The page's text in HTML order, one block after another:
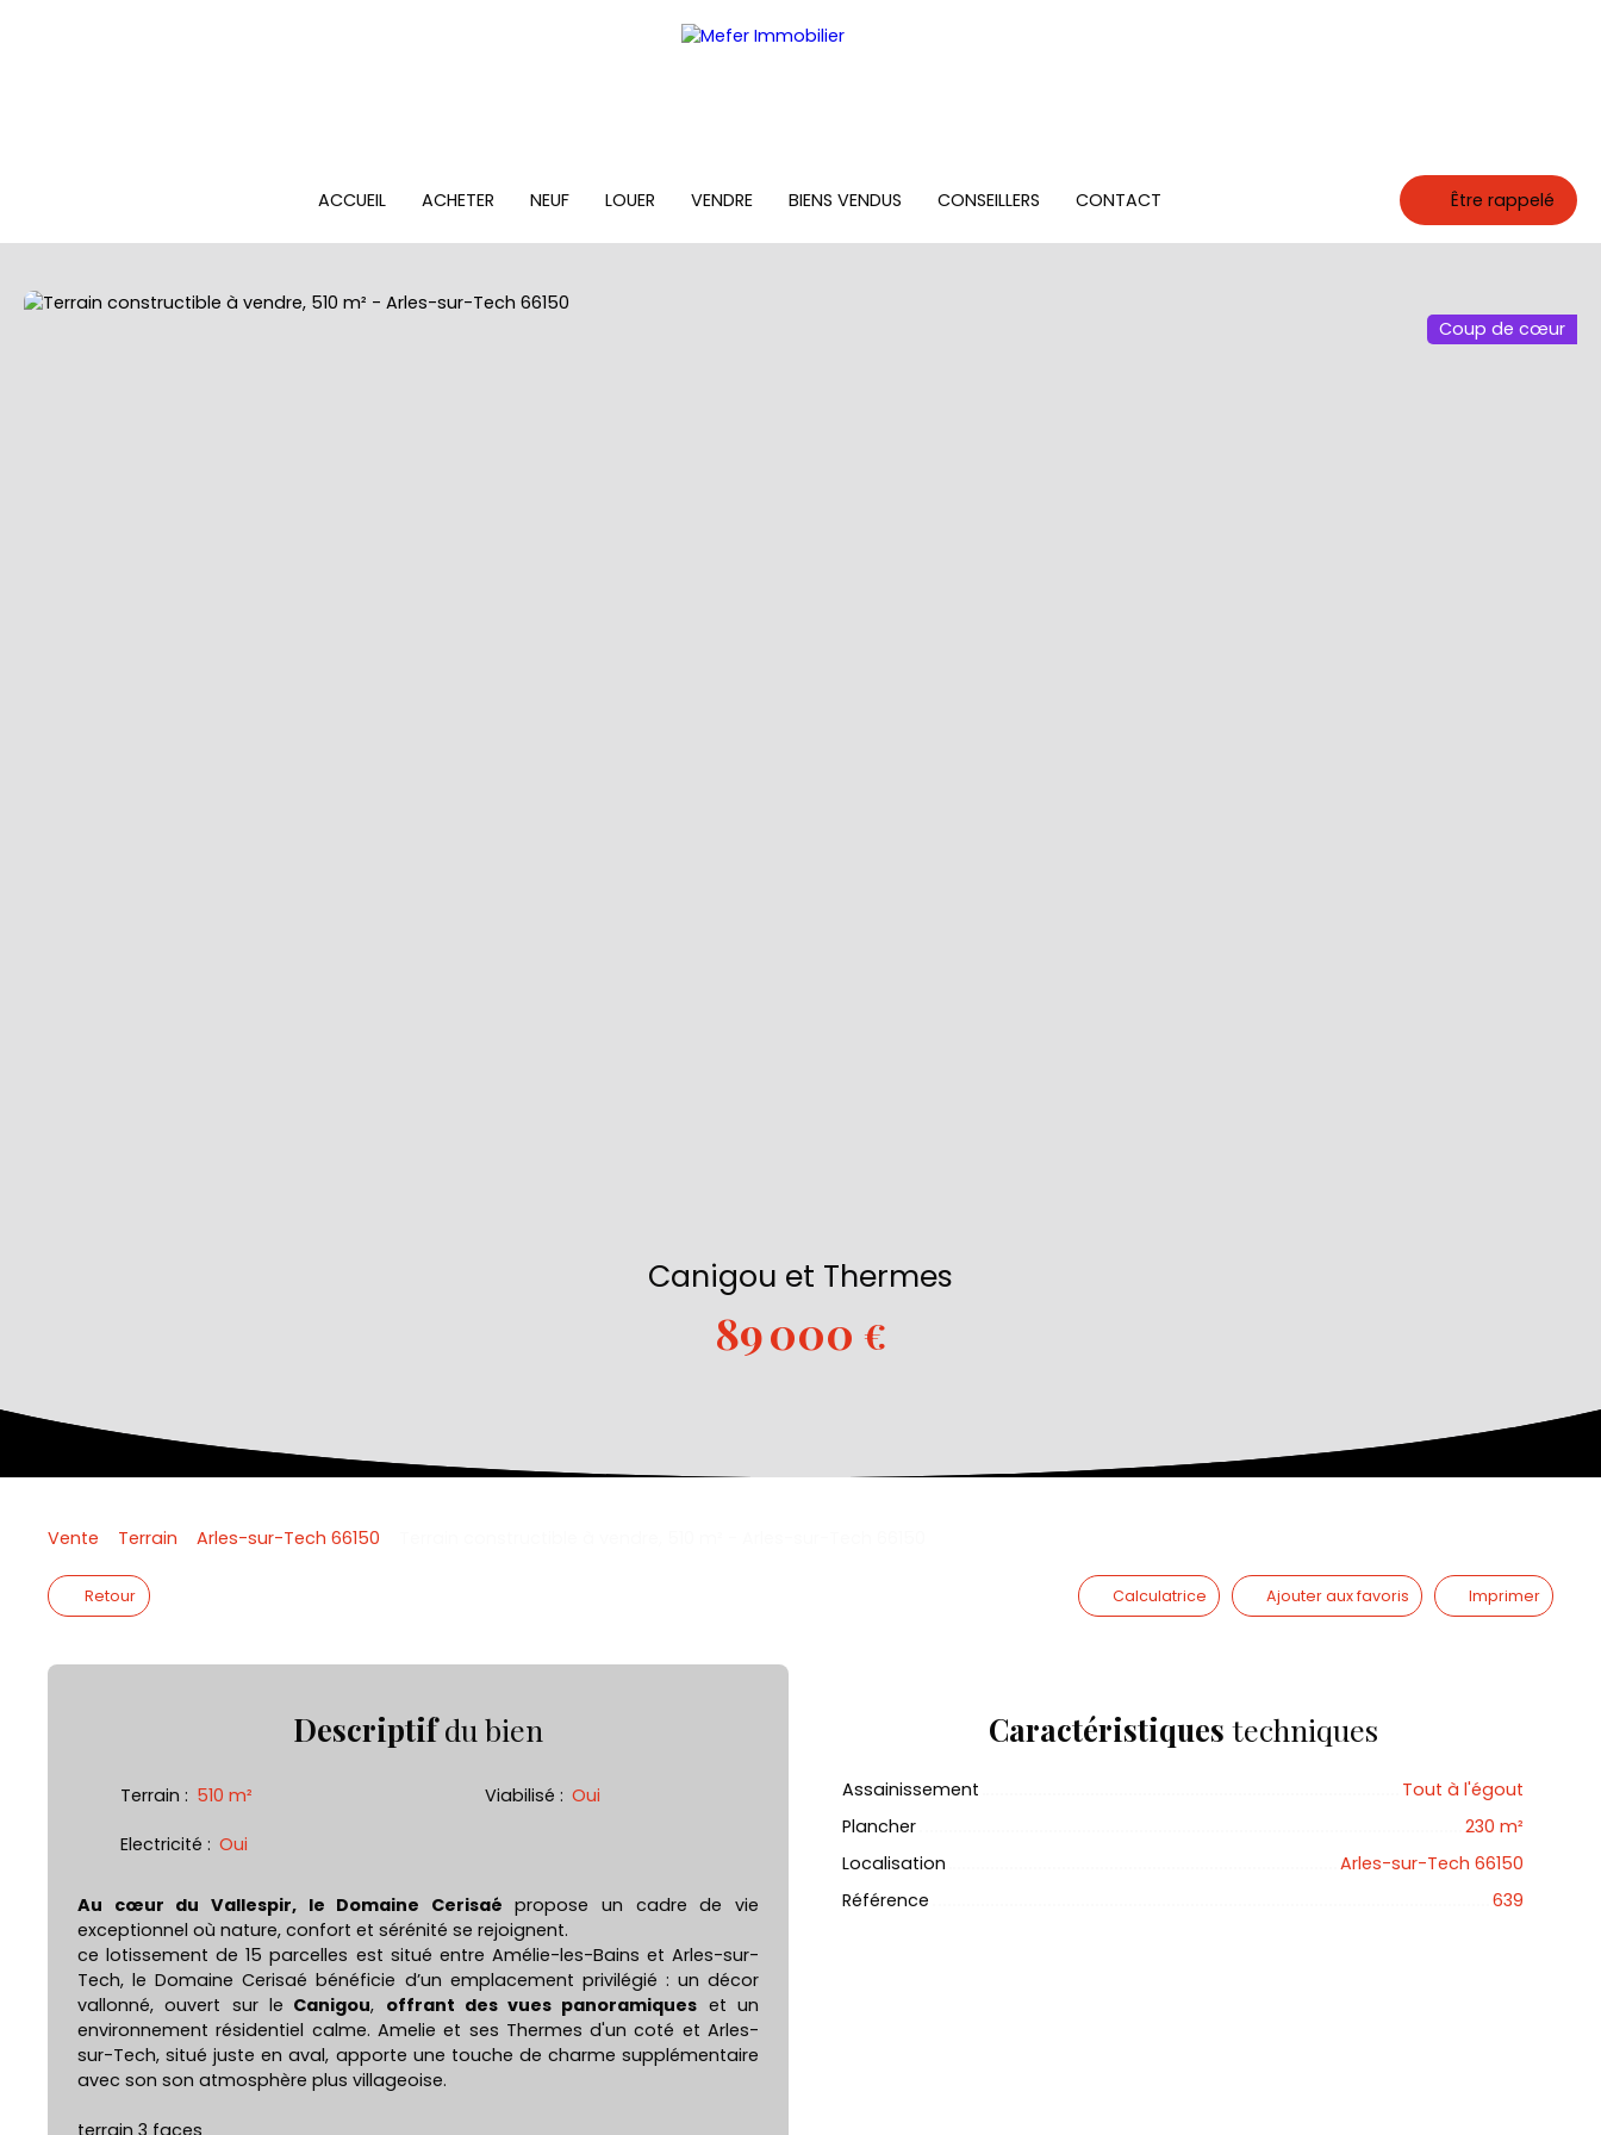
ACCUEIL ACHETER NEUF LOUER VENDRE BIENS VENDUS CONSEILLERS CONTACT Être rappelé
Coup de cœur
Canigou et Thermes
89 000 €
Vente Terrain Arles-sur-Tech 66150
Retour Calculatrice Ajouter aux favoris Imprimer
Descriptifdu bien
Terrain : 510 m² Viabilisé : Oui
Electricité : Oui
Au cœur du Vallespir, le Domaine Cerisaé propose un cadre de vie
exceptionnel où nature, confort et sérénité se rejoignent.
ce lotissement de 15 parcelles est situé entre Amélie-les-Bains et Arles-sur-
Tech, le Domaine Cerisaé bénéficie d’un emplacement privilégié : un décor
vallonné, ouvert sur le Canigou, offrant des vues panoramiques et un
environnement résidentiel calme. Amelie et ses Thermes d'un coté et Arles-
sur-Tech, situé juste en aval, apporte une touche de charme supplémentaire
avec son son atmosphère plus villageoise.
terrain 3 faces
Caractéristiques techniques
Assainissement
Tout à l'égout
Plancher
230 m²
Localisation
Arles-sur-Tech 66150
Référence
639